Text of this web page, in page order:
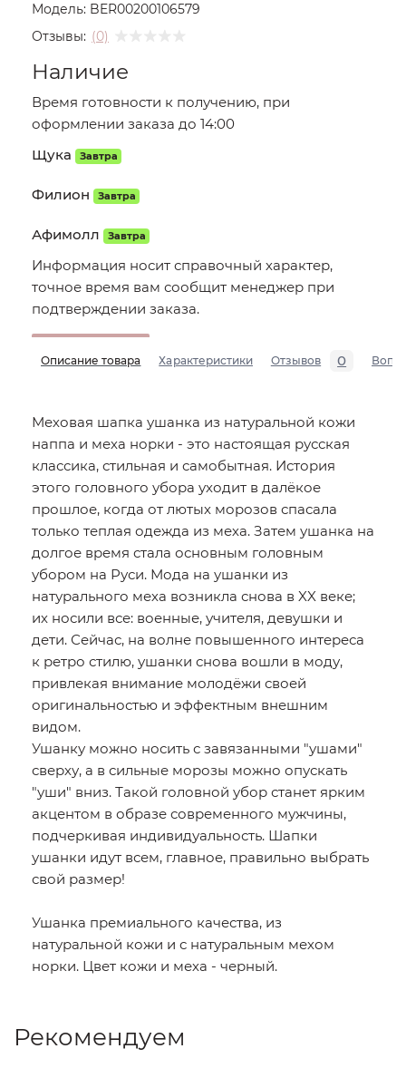
Модель: BER00200106579
Отзывы: (0)
Наличие
Время готовности к получению, при
оформлении заказа до 14:00
Щука
Завтра
Филион Завтра
Афимолл Завтра
Информация носит справочный характер,
точное время вам сообщит менеджер при
подтверждении заказа.
Описание товара Характеристики Отзывов 0
Меховая шапка ушанка из натуральной кожи
наппа и меха норки - это настоящая русская
классика, стильная и самобытная. История
этого головного убора уходит в далёкое
прошлое, когда от лютых морозов спасала
только теплая одежда из меха. Затем ушанка на
долгое время стала основным головным
убором на Руси. Мода на ушанки из
натурального меха возникла снова в XX веке;
их носили все: военные, учителя, девушки и
дети. Сейчас, на волне повышенного интереса
к ретро стилю, ушанки снова вошли в моду,
привлекая внимание молодёжи своей
оригинальностью и эффектным внешним
видом.
Ушанку можно носить с завязанными "ушами"
сверху, а в сильные морозы можно опускать
"уши" вниз. Такой головной убор станет ярким
акцентом в образе современного мужчины,
подчеркивая индивидуальность. Шапки
ушанки идут всем, главное, правильно выбрать
свой размер!
Ушанка премиального качества, из
натуральной кожи и с натуральным мехом
норки. Цвет кожи и меха - черный.
Рекомендуем